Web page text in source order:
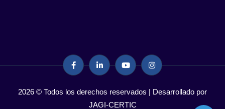
2026 © Todos los derechos reservados | Desarrollado por
JAGI-CERTIC